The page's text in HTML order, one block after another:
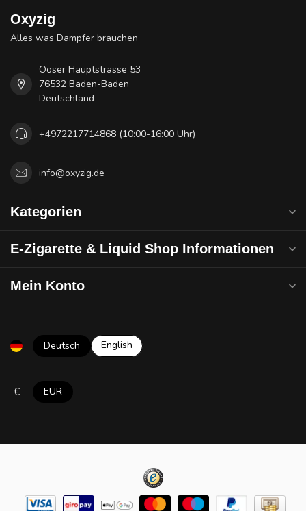
Oxyzig
Alles was Dampfer brauchen
Ooser Hauptstrasse 53
76532 Baden-Baden
Deutschland
+4972217714868 (10:00-16:00 Uhr)
info@oxyzig.de
Kategorien
E-Zigarette & Liquid Shop Informationen
Mein Konto
Deutsch English
€ EUR